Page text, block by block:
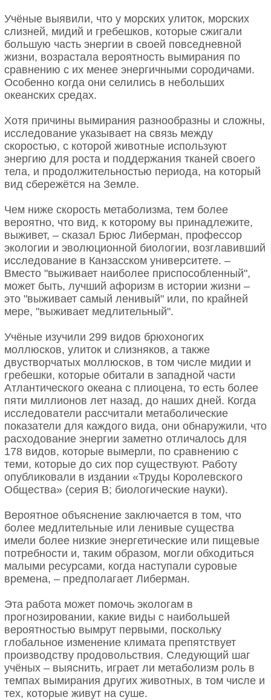
Учёные выявили, что у морских улиток, морских
слизней, мидий и гребешков, которые сжигали
большую часть энергии в своей повседневной
жизни, возрастала вероятность вымирания по
сравнению с их менее энергичными сородичами.
Особенно когда они селились в небольших
океанских средах.
Хотя причины вымирания разнообразны и сложны,
исследование указывает на связь между
скоростью, с которой животные используют
энергию для роста и поддержания тканей своего
тела, и продолжительностью периода, на который
вид сбережётся на Земле.
Чем ниже скорость метаболизма, тем более
вероятно, что вид, к которому вы принадлежите,
выживет, – сказал Брюс Либерман, профессор
экологии и эволюционной биологии, возглавивший
исследование в Канзасском университете. –
Вместо "выживает наиболее приспособленный",
может быть, лучший афоризм в истории жизни –
это "выживает самый ленивый" или, по крайней
мере, "выживает медлительный".
Учёные изучили 299 видов брюхоногих
моллюсков, улиток и слизняков, а также
двустворчатых моллюсков, в том числе мидии и
гребешки, которые обитали в западной части
Атлантического океана с плиоцена, то есть более
пяти миллионов лет назад, до наших дней. Когда
исследователи рассчитали метаболические
показатели для каждого вида, они обнаружили, что
расходование энергии заметно отличалось для
178 видов, которые вымерли, по сравнению с
теми, которые до сих пор существуют. Работу
опубликовали в издании «Труды Королевского
Общества» (серия B; биологические науки).
Вероятное объяснение заключается в том, что
более медлительные или ленивые существа
имели более низкие энергетические или пищевые
потребности и, таким образом, могли обходиться
малыми ресурсами, когда наступали суровые
времена, – предполагает Либерман.
Эта работа может помочь экологам в
прогнозировании, какие виды с наибольшей
вероятностью вымрут первыми, поскольку
глобальное изменение климата препятствует
производству продовольствия. Следующий шаг
учёных – выяснить, играет ли метаболизм роль в
темпах вымирания других животных, в том числе и
тех, которые живут на суше.